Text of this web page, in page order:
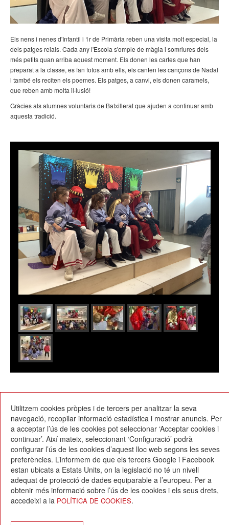
Els nens i nenes d'Infantil i 1r de Primària reben una visita molt especial, la
dels patges reials. Cada any l'Escola s'omple de màgia i somriures dels
més petits quan arriba aquest moment. Els donen les cartes que han
preparat a la classe, es fan fotos amb ells, els canten les cançons de Nadal
i també els reciten els poemes. Els patges, a canvi, els donen caramels,
que reben amb molta il·lusió!
Gràcies als alumnes voluntaris de Batxillerat que ajuden a continuar amb
aquesta tradició.
21/12/2022
Escola Betània-Patmos
C. Montevideo, 13
08034 Barcelona
Utilitzem cookies pròpies i de tercers per analitzar la seva
navegació, recopilar informació estadística i mostrar anuncis. Per
a acceptar l’ús de les cookies pot seleccionar ‘Acceptar cookies i
continuar’. Així mateix, seleccionant ‘Configuració’ podrà
configurar l’ús de les cookies d’aquest lloc web segons les seves
preferències. L’informem de que els tercers Google i Facebook
estan ubicats a Estats Units, on la legislació no té un nivell
adequat de protecció de dades equiparable a l’europeu. Per a
obtenir més informació sobre l’ús de les cookies i els seus drets,
accedeixi a la POLÍTICA DE COOKIES.